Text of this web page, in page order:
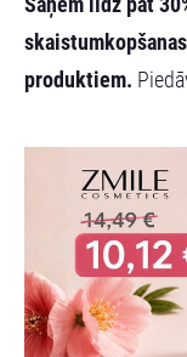
produktiem.